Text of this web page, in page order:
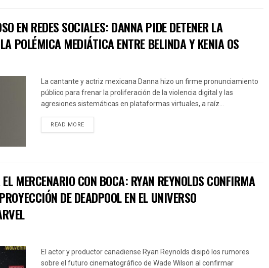
EN REDES SOCIALES: DANNA PIDE DETENER LA
POLÉMICA MEDIÁTICA ENTRE BELINDA Y KENIA OS
La cantante y actriz mexicana Danna hizo un firme pronunciamiento
público para frenar la proliferación de la violencia digital y las
agresiones sistemáticas en plataformas virtuales, a raíz...
READ MORE
MERCENARIO CON BOCA: RYAN REYNOLDS CONFIRMA
DE DEADPOOL EN EL UNIVERSO
El actor y productor canadiense Ryan Reynolds disipó los rumores
sobre el futuro cinematográfico de Wade Wilson al confirmar